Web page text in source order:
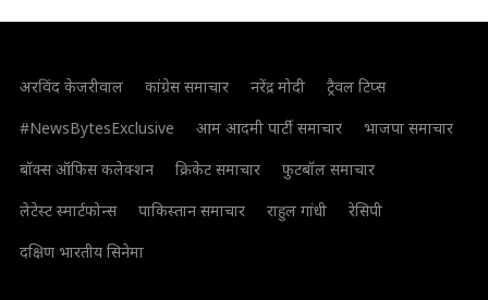
अरविंद केजरीवाल कांग्रेस समाचार नरेंद्र मोदी
ट्रैवल टिप्स
#NewsBytesExclusive
आम आदमी पार्टी समाचार
भाजपा समाचार
बॉक्स ऑफिस कलेक्शन
क्रिकेट समाचार
फुटबॉल समाचार
लेटेस्ट स्मार्टफोन्स
पाकिस्तान समाचार राहुल गांधी
रेसिपी
दक्षिण भारतीय सिनेमा